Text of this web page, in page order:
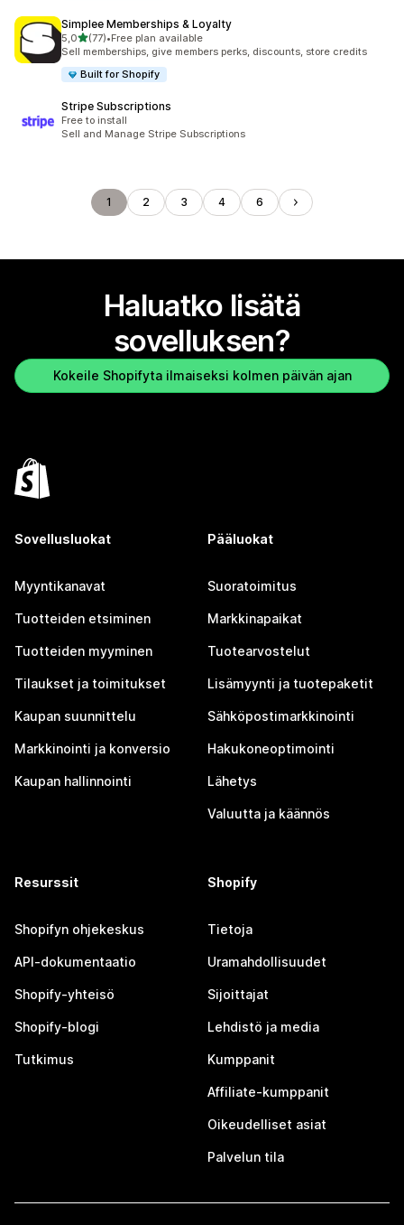
Simplee Memberships & Loyalty
5,0/ 5 tähteä
(77)
77 arvostelua yhteensä
•Free plan available
Sell memberships, give members perks, discounts, store credits
Built for Shopify
Stripe Subscriptions
Free to install
Sell and Manage Stripe Subscriptions
1 2 3 4 6
Haluatko lisätä
sovelluksen?
Kokeile Shopifyta ilmaiseksi kolmen päivän ajan
Sovellusluokat
Myyntikanavat
Tuotteiden etsiminen
Tuotteiden myyminen
Tilaukset ja toimitukset
Kaupan suunnittelu
Markkinointi ja konversio
Kaupan hallinnointi
Pääluokat
Suoratoimitus
Markkinapaikat
Tuotearvostelut
Lisämyynti ja tuotepaketit
Sähköpostimarkkinointi
Hakukoneoptimointi
Lähetys
Valuutta ja käännös
Resurssit
Shopifyn ohjekeskus
API-dokumentaatio
Shopify-yhteisö
Shopify-blogi
Tutkimus
Shopify
Tietoja
Uramahdollisuudet
Sijoittajat
Lehdistö ja media
Kumppanit
Affiliate-kumppanit
Oikeudelliset asiat
Palvelun tila